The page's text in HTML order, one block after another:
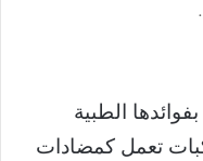
الطبية
تعمل كمضادات